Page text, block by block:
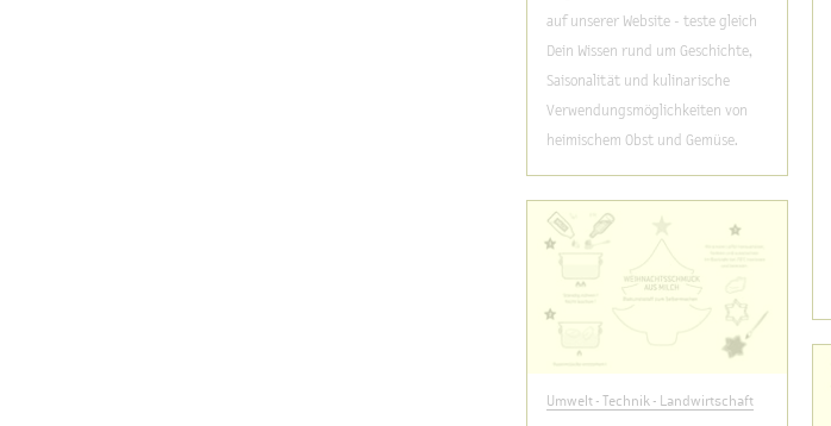
auf unserer Website - teste gleich
Dein Wissen rund um Geschichte,
Saisonalität und kulinarische
Verwendungsmöglichkeiten von
heimischem Obst und Gemüse.
Umwelt - Technik - Landwirtschaft